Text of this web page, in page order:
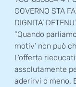
GOVERNO STA
DIGNITA’
“Quando
motiv’ non può
L’offerta
assolutamente
aderirvi o meno.